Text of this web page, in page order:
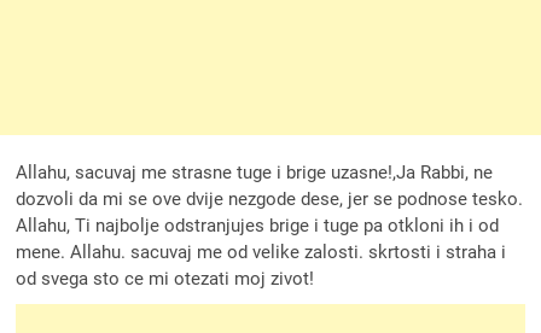
Allahu, sacuvaj me strasne tuge i brige uzasne!,Ja Rabbi, ne
dozvoli da mi se ove dvije nezgode dese, jer se podnose tesko.
Allahu, Ti najbolje odstranjujes brige i tuge pa otkloni ih i od
mene. Allahu. sacuvaj me od velike zalosti. skrtosti i straha i
od svega sto ce mi otezati moj zivot!